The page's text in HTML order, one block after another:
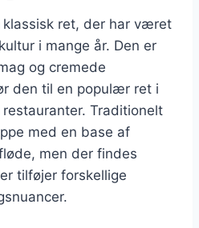
klassisk ret, der har været
i mange år. Den er
og cremede
den til en populær ret i
Traditionelt
med en base af
men der findes
tilføjer forskellige